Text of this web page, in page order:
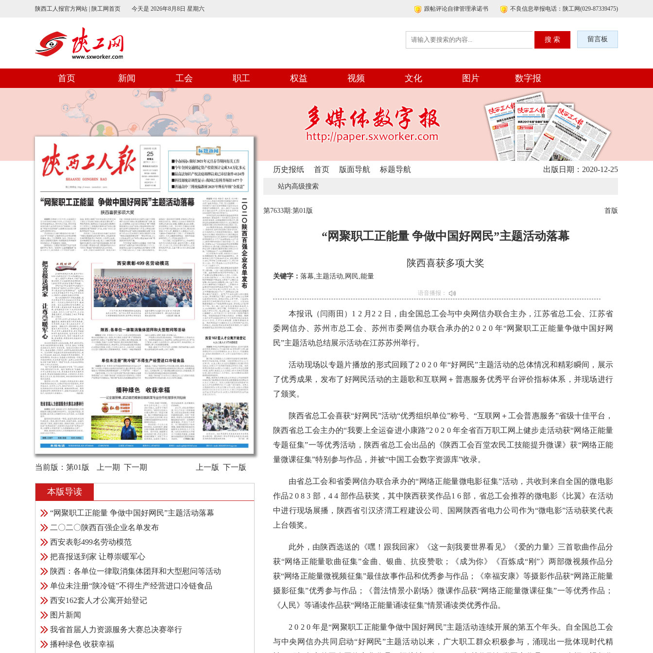
陕西工人报官方网站 | 陕工网首页 今天是 2026年8月8日 星期六 跟帖评论自律管理承诺书 不良信息举报电话：陕工网(029-87339475)
留言板
首页 新闻 工会 职工 权益 视频 文化 图片 数字报
当前版： 第01版 上一期 下一期 上一版 下一版
本版导读
“网聚职工正能量 争做中国好网民”主题活动落幕
二〇二〇陕西百强企业名单发布
西安表彰499名劳动模范
把喜报送到家 让尊崇暖军心
陕西：各单位一律取消集体团拜和大型慰问等活动
单位未注册“陕冷链”不得生产经营进口冷链食品
西安162套人才公寓开始登记
图片新闻
我省首届人力资源服务大赛总决赛举行
播种绿色 收获幸福
历史报纸 首页 版面导航 标题导航 出版日期：2020-12-25
站内高级搜索
第7633期:第01版 首版
“网聚职工正能量 争做中国好网民”主题活动落幕
陕西喜获多项大奖
关键字： 落幕,主题活动,网民,能量
语音播报：
本报讯（闫雨田）1 2 月2 2 日，由全国总工会与中央网信办联合主办，江苏省总工会、江苏省
委网信办、苏州市总工会、苏州市委网信办联合承办的2 0 2 0 年“网聚职工正能量争做中国好网
民”主题活动总结展示活动在江苏苏州举行。
活动现场以专题片播放的形式回顾了2 0 2 0 年“好网民”主题活动的总体情况和精彩瞬间，展示
了优秀成果，发布了好网民活动的主题歌和互联网＋普惠服务优秀平台评价指标体系，并现场进行
了颁奖。
陕西省总工会喜获“好网民”活动“优秀组织单位”称号、“互联网＋工会普惠服务”省级十佳平台，
陕西省总工会主办的“我要上全运奋进小康路”2 0 2 0 年全省百万职工网上健步走活动获“网络正能量
专题征集”一等优秀活动，陕西省总工会出品的《陕西工会百堂农民工技能提升微课》获“网络正能
量微课征集”特别参与作品，并被“中国工会数字资源库”收录。
由省总工会和省委网信办联合承办的“网络正能量微电影征集”活动，共收到来自全国的微电影
作品2 0 8 3 部，4 4 部作品获奖，其中陕西获奖作品1 6 部，省总工会推荐的微电影《比翼》在活动
中进行现场展播，陕西省引汉济渭工程建设公司、国网陕西省电力公司作为“微电影”活动获奖代表
上台领奖。
此外，由陕西选送的《嘿！跟我回家》《这一刻我要世界看见》《爱的力量》三首歌曲作品分
获“网络正能量歌曲征集”金曲、银曲、抗疫赞歌；《成为你》《百炼成“刚”》两部微视频作品分
获“网络正能量微视频征集”最佳故事作品和优秀参与作品；《幸福安康》等摄影作品获“网路正能量
摄影征集”优秀参与作品；《普法情景小剧场》微课作品获“网络正能量微课征集”一等优秀作品；
《人民》等诵读作品获“网络正能量诵读征集”情景诵读类优秀作品。
2 0 2 0 年是“网聚职工正能量争做中国好网民”主题活动连续开展的第五个年头。自全国总工会
与中央网信办共同启动“好网民”主题活动以来，广大职工群众积极参与，涌现出一批体现时代精